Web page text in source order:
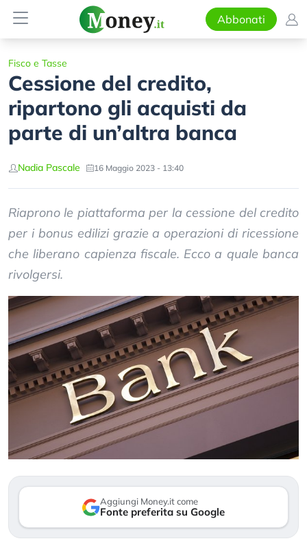
Abbonati
Fisco e Tasse
Cessione del credito,
ripartono gli acquisti da
parte di un’altra banca
Nadia Pascale 16 Maggio 2023 - 13:40
Riaprono le piattaforma per la cessione del credito
per i bonus edilizi grazie a operazioni di ricessione
che liberano capienza fiscale. Ecco a quale banca
rivolgersi.
Aggiungi Money.it come
Fonte preferita su Google